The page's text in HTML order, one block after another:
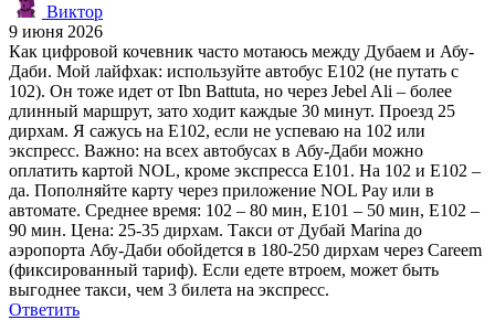
Виктор
9 июня 2026
Как цифровой кочевник часто мотаюсь между Дубаем и Абу-
Даби. Мой лайфхак: используйте автобус E102 (не путать с
102). Он тоже идет от Ibn Battuta, но через Jebel Ali – более
длинный маршрут, зато ходит каждые 30 минут. Проезд 25
дирхам. Я сажусь на E102, если не успеваю на 102 или
экспресс. Важно: на всех автобусах в Абу-Даби можно
оплатить картой NOL, кроме экспресса E101. На 102 и E102 –
да. Пополняйте карту через приложение NOL Pay или в
автомате. Среднее время: 102 – 80 мин, E101 – 50 мин, E102 –
90 мин. Цена: 25-35 дирхам. Такси от Дубай Marina до
аэропорта Абу-Даби обойдется в 180-250 дирхам через Careem
(фиксированный тариф). Если едете втроем, может быть
выгоднее такси, чем 3 билета на экспресс.
Ответить